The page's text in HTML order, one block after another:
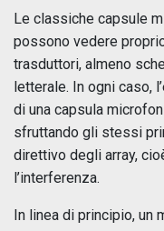
Le classiche capsule
possono vedere
trasduttori, almeno
letterale. In ogni caso,
di una capsula
sfruttando gli stessi
direttivo degli array,
l’interferenza.
In linea di principio, un